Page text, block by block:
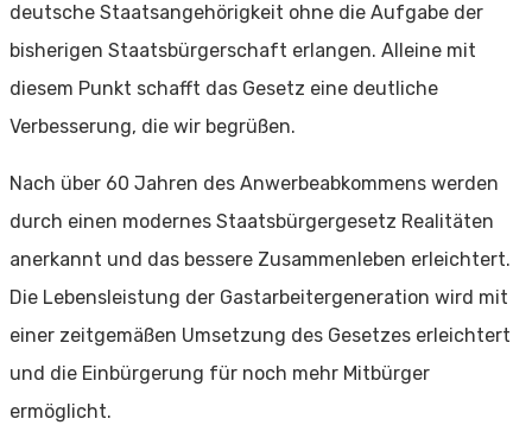
deutsche Staatsangehörigkeit ohne die Aufgabe der
bisherigen Staatsbürgerschaft erlangen. Alleine mit
diesem Punkt schafft das Gesetz eine deutliche
Verbesserung, die wir begrüßen.
Nach über 60 Jahren des Anwerbeabkommens werden
durch einen modernes Staatsbürgergesetz Realitäten
anerkannt und das bessere Zusammenleben erleichtert.
Die Lebensleistung der Gastarbeitergeneration wird mit
einer zeitgemäßen Umsetzung des Gesetzes erleichtert
und die Einbürgerung für noch mehr Mitbürger
ermöglicht.